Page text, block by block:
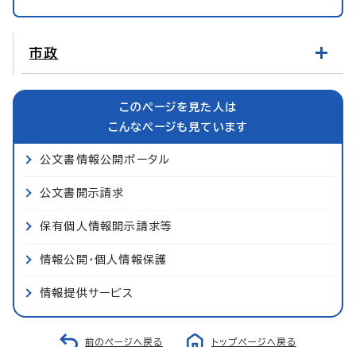
市政
このページを見た人は
こんなページも見ています
公文書情報公開ポータル
公文書開示請求
保有個人情報開示請求等
情報公開・個人情報保護
情報提供サービス
前のページへ戻る トップページへ戻る